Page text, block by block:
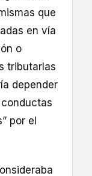
que
en vía
o
tributarlas
depender
por el